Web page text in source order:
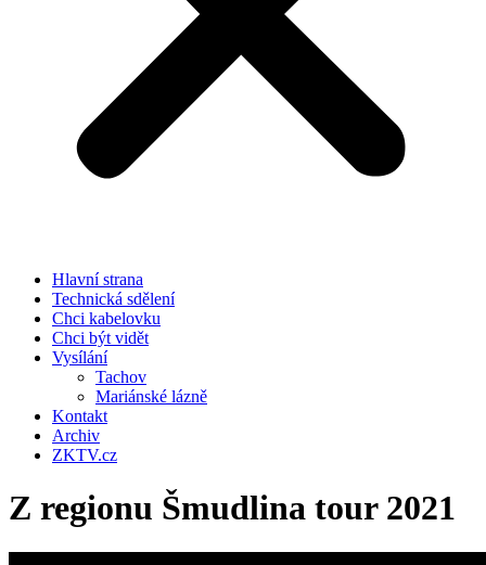
Hlavní strana
Technická sdělení
Chci kabelovku
Chci být vidět
Vysílání
Tachov
Mariánské lázně
Kontakt
Archiv
ZKTV.cz
Z regionu Šmudlina tour 2021